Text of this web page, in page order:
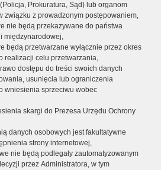
Prokuratura, Sąd) lub organom
związku z prowadzonym postępowaniem,
nie będą przekazywane do państwa
międzynarodowej,
będą przetwarzane wyłącznie przez okres
realizacji celu przetwarzania,
dostępu do treści swoich danych
usunięcia lub ograniczenia
wniesienia sprzeciwu wobec
skargi do Prezesa Urzędu Ochrony
danych osobowych jest fakultatywne
strony internetowej,
nie będą podlegały zautomatyzowanym
przez Administratora, w tym